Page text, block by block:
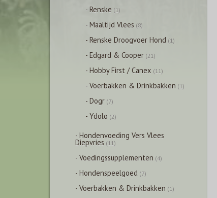
- Renske (1)
- Maaltijd Vlees (8)
- Renske Droogvoer Hond (1)
- Edgard & Cooper (21)
- Hobby First / Canex (11)
- Voerbakken & Drinkbakken (1)
- Dogr (7)
- Ydolo (2)
- Hondenvoeding Vers Vlees
Diepvries (11)
- Voedingssupplementen (4)
- Hondenspeelgoed (7)
- Voerbakken & Drinkbakken (1)